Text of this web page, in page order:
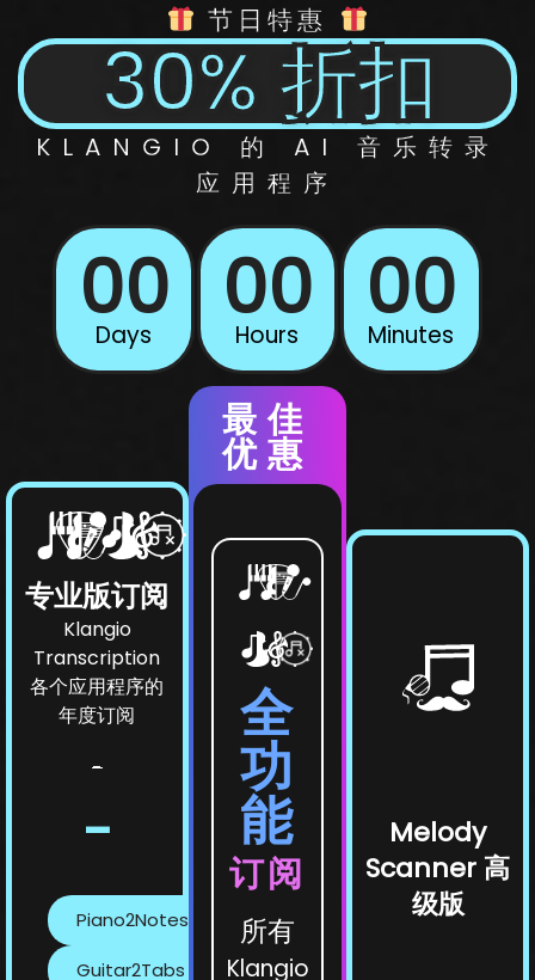
节日特惠
30% 折扣
KLANGIO 的 AI 音乐转录
应用程序
00
Days 00
Hours 00
Minutes
专业版订阅
Klangio
Transcription
各个应用程序的
年度订阅
-
-
Piano2Notes
Guitar2Tabs
最佳
优惠
全
功
能
订阅
所有
Klangio
Melody
Scanner 高
级版